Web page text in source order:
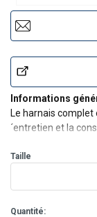
Informations
Le harnais complet
´entretien et la
épaules et les
Taille
Quantité: